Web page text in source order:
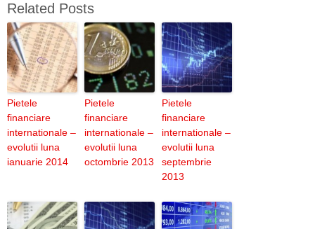
Related Posts
Pietele
financiare
internationale –
evolutii luna
ianuarie 2014
Pietele
financiare
internationale –
evolutii luna
octombrie 2013
Pietele
financiare
internationale –
evolutii luna
septembrie
2013